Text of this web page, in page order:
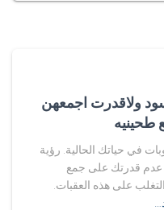
ولاقدرت اجمعهن
طحينيه
في حياتك الحالية. رؤية
عدم قدرتك على جمع
على هذه العقبات.